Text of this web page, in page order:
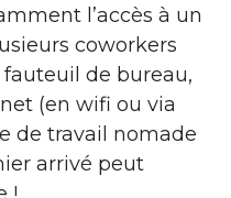
l’accès à un
coworkers
de bureau,
(en wifi ou via
de travail nomade
arrivé peut